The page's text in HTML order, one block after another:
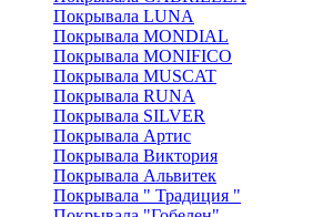
Покрывала LUNA
Покрывала MONDIAL
Покрывала MONIFICO
Покрывала MUSCAT
Покрывала RUNA
Покрывала SILVER
Покрывала Артис
Покрывала Виктория
Покрывала Альвитек
Покрывала " Традиция "